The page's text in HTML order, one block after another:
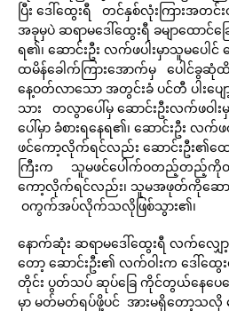
ပြီး ဒေါ်ထွေးရီ တင်နှစ်လုံးကြားအတ
အခုမှပဲ ဆရာမဒေါ်ထွေးရီ ခမျာထောင်
ရ၏၊ ဆောင်းဦး လက်ဖပါးမှာသူမပေါ
ထမိန်ခေါက်ကြားအောက်မှ ပေါင်ခွဆုံထိ
နေ့ဝတ်လာသော အတွင်းခံ ပင်တီ ပါးပျေ
သား တလွာပေါ်မှ ဆောင်းဦးလက်ဖဝ
ပေါ်မှာ ခံစားရနေရ၏၊ ဆောင်းဦး
ဖင်ကော့လိုက်ရင်လည်း ဆောင်းဦး၏ထ
ကြီးက သူမဖင်ပေါက်ဝတည့်တည့်ကိုထိုး
ကော့လိုက်ရင်လည်း၊ သူမအဖုတ်ကိုဆောင်
ဝကွက်အပ်လိုက်သလိုဖြစ်သွား၏၊
နောက်ဆုံး ဆရာမဒေါ်ထွေးရီ လက်လျှ
တော့ ဆောင်းဦး၏ လက်ဝါးက ဒေါ်ထွ
တိုင်း ပွတ်သပ် ဆုပ်ခြေ ကိုင်တွယ်နေပေတေ့
မှာ မတ်မတ်ရပ်ဖို့ပင် အားမရှိတော့သလို ခ